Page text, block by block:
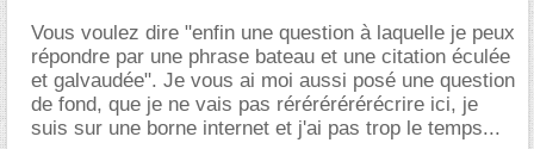
Vous voulez dire "enfin une question à laquelle je peux
répondre par une phrase bateau et une citation éculée
et galvaudée". Je vous ai moi aussi posé une question
de fond, que je ne vais pas rérérérérérécrire ici, je
suis sur une borne internet et j'ai pas trop le temps...